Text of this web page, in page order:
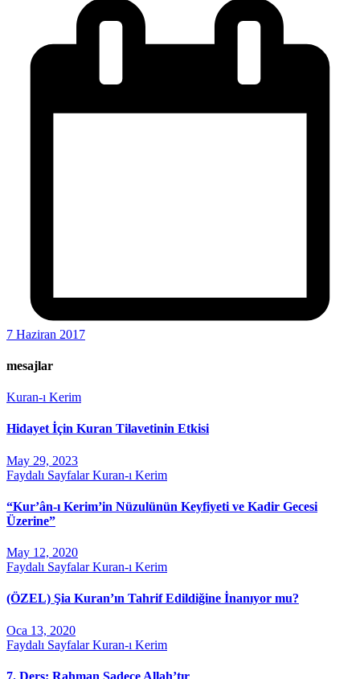
7 Haziran 2017
mesajlar
Kuran-ı Kerim
Hidayet İçin Kuran Tilavetinin Etkisi
May 29, 2023
Faydalı SayfalarKuran-ı Kerim
“Kur’ân-ı Kerim’in Nüzulünün Keyfiyeti ve Kadir Gecesi
Üzerine”
May 12, 2020
Faydalı SayfalarKuran-ı Kerim
(ÖZEL) Şia Kuran’ın Tahrif Edildiğine İnanıyor mu?
Oca 13, 2020
Faydalı SayfalarKuran-ı Kerim
7. Ders: Rahman Sadece Allah’tır